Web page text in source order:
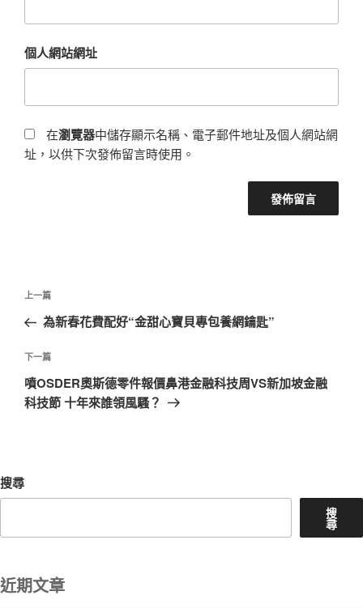
個人網站網址
在瀏覽器中儲存顯示名稱、電子郵件地址及個人網站網
址，以供下次發佈留言時使用。
文
導
覽
上
一
文
章
上一篇
為新春花費配好“金甜心寶貝專包養網鑰匙”
下
一
篇
下一篇
噴OSDER奧斯德零件報價鼻港金融科技周VS新加坡金融
科技節 十年來誰領風騷？
搜尋
搜
尋
近期文章